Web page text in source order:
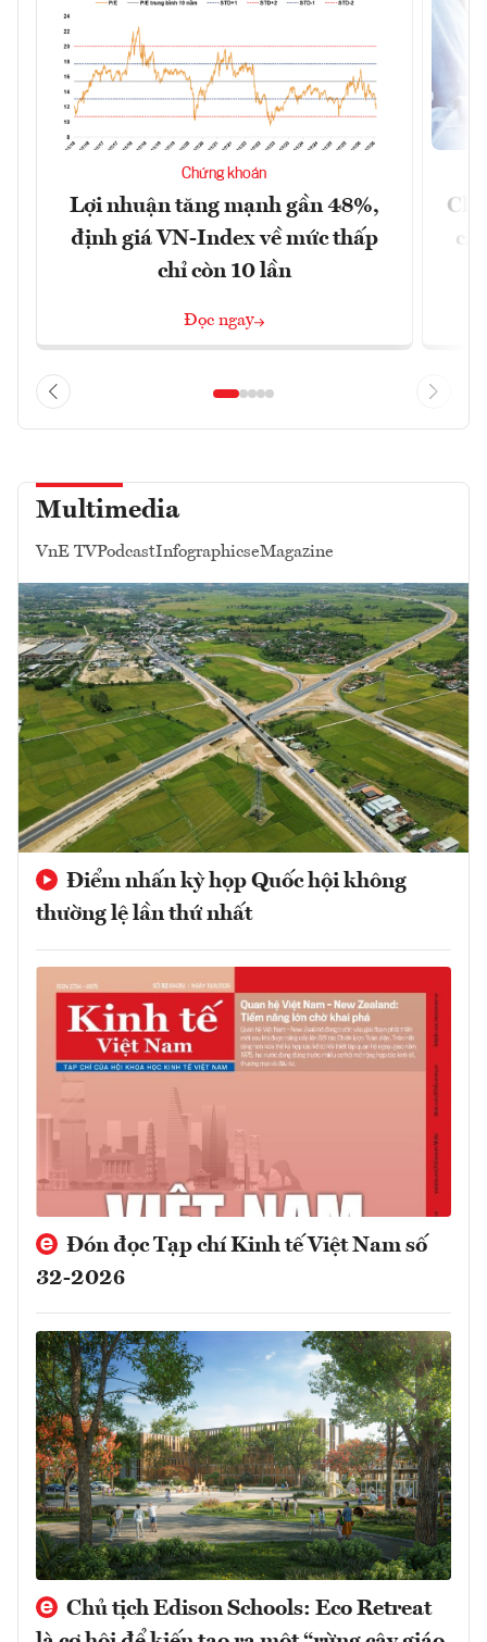
Chứng khoán
Lợi nhuận tăng mạnh gần 48%,
định giá VN-Index về mức thấp
chỉ còn 10 lần
Đọc ngay
Multimedia
VnE TVPodcastInfographicseMagazine
Điểm nhấn kỳ họp Quốc hội không
thường lệ lần thứ nhất
Đón đọc Tạp chí Kinh tế Việt Nam số
32-2026
Chủ tịch Edison Schools: Eco Retreat